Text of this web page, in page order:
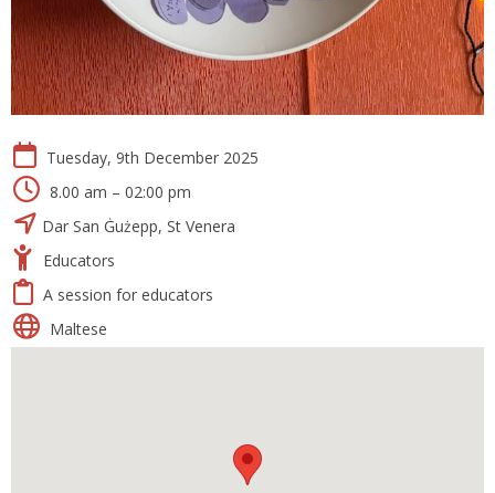
Tuesday, 9th December 2025
8.00 am – 02:00 pm
Dar San Ġużepp, St Venera
Educators
A session for educators
Maltese